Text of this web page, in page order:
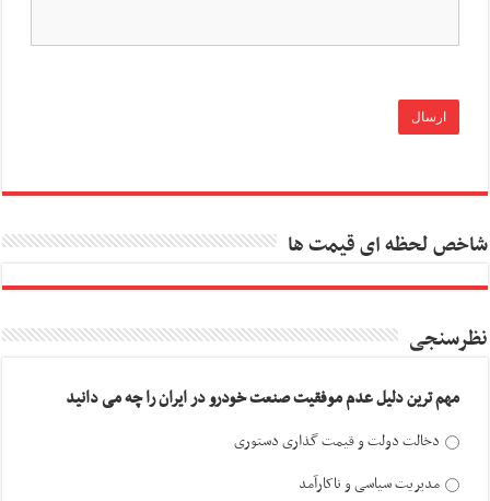
شاخص لحظه ای قیمت ها
نظرسنجی
مهم ترین دلیل عدم موفقیت صنعت خودرو در ایران را چه می دانید
دخالت دولت و قیمت گذاری دستوری
مدیریت سیاسی و ناکارآمد